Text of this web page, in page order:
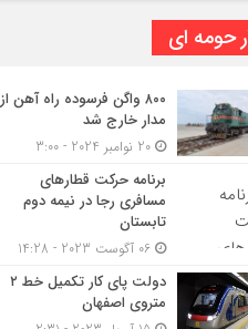
حومه ای
۸۰۰ واگن فرسوده راه آهن از
مدار خارج شد
برنامه حرکت قطارهای
مسافری رجا در نیمه دوم
تابستان
دولت پای کار تکمیل خط ۲
متروی اصفهان